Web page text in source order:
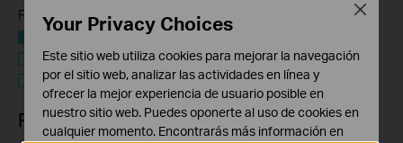
Filtro de funciones:
Todo
Requisito de la aplicación de usuario
Tapo Otros
Preguntas Frecuentes
Your Privacy Choices
Este sitio web utiliza cookies para mejorar la navegación
por el sitio web, analizar las actividades en línea y
ofrecer la mejor experiencia de usuario posible en
nuestro sitio web. Puedes oponerte al uso de cookies en
cualquier momento. Encontrarás más información en
Close